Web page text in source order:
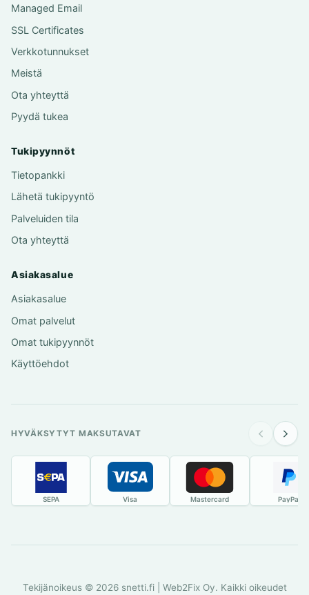
Managed Email
SSL Certificates
Verkkotunnukset
Meistä
Ota yhteyttä
Pyydä tukea
Tukipyynnöt
Tietopankki
Lähetä tukipyyntö
Palveluiden tila
Ota yhteyttä
Asiakasalue
Asiakasalue
Omat palvelut
Omat tukipyynnöt
Käyttöehdot
HYVÄKSYTYT MAKSUTAVAT
SEPA Visa Mastercard PayPal
Tekijänoikeus © 2026 snetti.fi | Web2Fix Oy. Kaikki oikeudet